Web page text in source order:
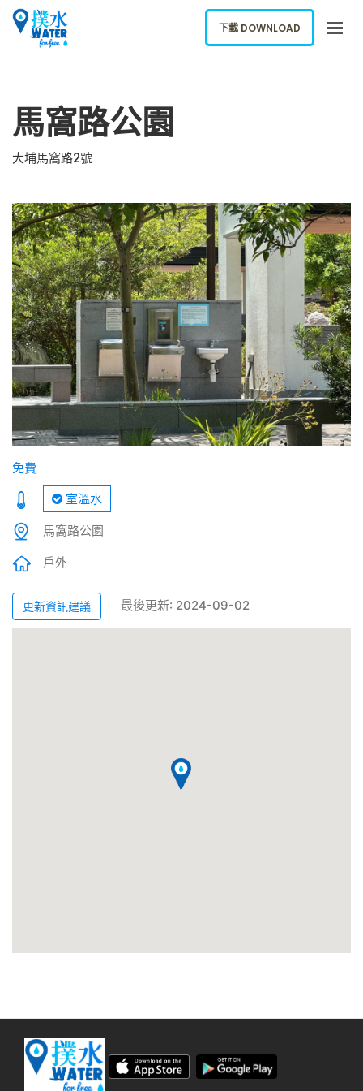
下載應用
ENGLISH
下載 DOWNLOAD
馬窩路公園
大埔馬窩路2號
免費
室溫水
馬窩路公園
戶外
更新資訊建議 最後更新: 2024-09-02
下載 DOWNLOAD